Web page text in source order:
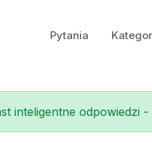
Pytania
inteligentne odpowiedzi -